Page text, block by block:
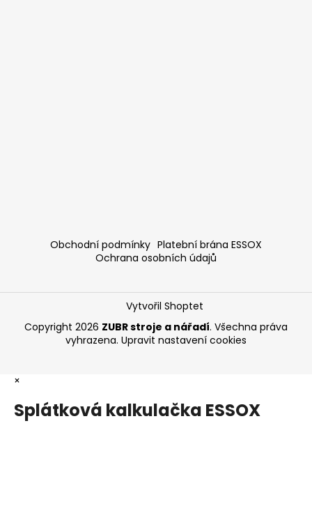
Obchodní podmínky Platební brána ESSOX
Ochrana osobních údajů
Vytvořil Shoptet
Copyright 2026 ZUBR stroje a nářadí. Všechna práva
vyhrazena. Upravit nastavení cookies
×
Splátková kalkulačka ESSOX